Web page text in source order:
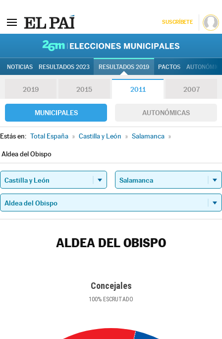
SUSCRÍBETE
NOTICIAS RESULTADOS 2023 RESULTADOS 2019 PACTOS
2019 2015 2011 2007
MUNICIPALES AUTONÓMICAS
Estás en: Total España » Castilla y León » Salamanca »
Aldea del Obispo
ALDEA DEL OBISPO
Concejales
100% ESCRUTADO